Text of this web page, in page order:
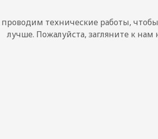
технические работы,
лучше. Пожалуйста, загляните к нам